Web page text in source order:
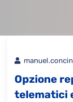
Opzione
telematici